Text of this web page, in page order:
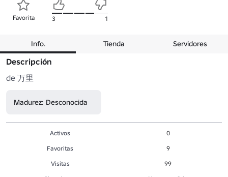
Favorita 3 1
Info. Tienda Servidores
Descripción
de 万里
Madurez: Desconocida
Activos
0
Favoritas
9
Visitas
99